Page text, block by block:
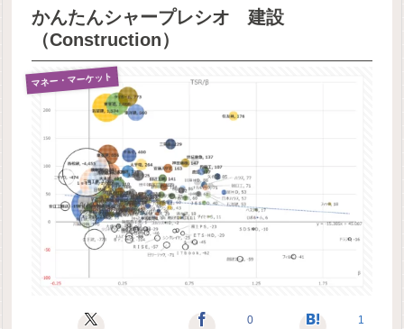
かんたんシャープレシオ 建設
（Construction）
マネー・マーケット
0
1